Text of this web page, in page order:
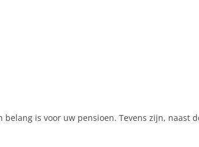
is voor uw pensioen. Tevens zijn, naast